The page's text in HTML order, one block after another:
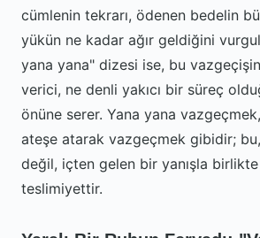
cümlenin tekrarı, ödenen bedelin
yükün ne kadar ağır geldiğini
yana yana" dizesi ise, bu
verici, ne denli yakıcı bir süreç
önüne serer. Yana yana
ateşe atarak vazgeçmek gibidir;
değil, içten gelen bir yanışla
teslimiyettir.